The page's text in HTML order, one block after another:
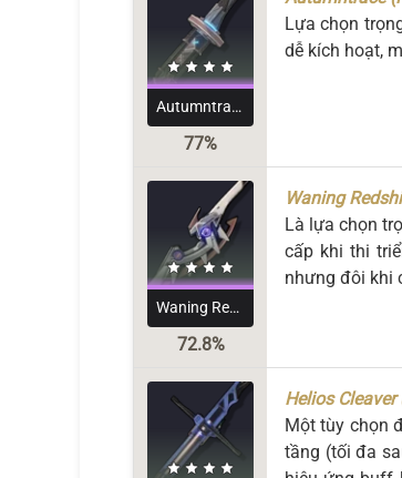
Autumntrace
77%
Lựa chọn
dễ kích hoạt,
Waning Redshift
72.8%
Waning
Là lựa chọn
cấp khi thi
nhưng đôi khi
Helios Cleaver
Một tùy chọn
tầng (tối đa